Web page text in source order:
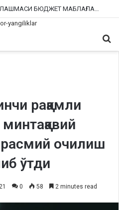
ШОФИРКОН ТИББИЁТ БИРЛАШМАСИ БЮДЖЕТ МАБЛАҒЛАРИНИ ТАЛОН-ТАРОЖ ҚИЛИНГАНИ РОСТМИ?
рақамли
очилиш
ўтди
0 58 2 minutes read